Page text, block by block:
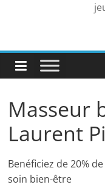
Masseur
Laurent
Benéficiez de 20%
soin bien-être